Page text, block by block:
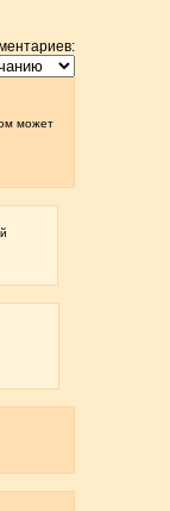
может